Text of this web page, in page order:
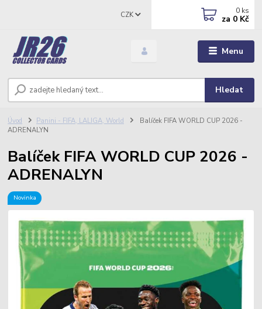
Menu
CZK
Hledat
0 ks
za 0 Kč
Úvod Panini - FIFA, LALIGA, World
Balíček FIFA WORLD CUP 2026 -
ADRENALYN
Balíček FIFA WORLD CUP 2026 -
ADRENALYN
Novinka